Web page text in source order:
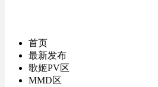
首页
最新发布
歌姬PV区
MMD区